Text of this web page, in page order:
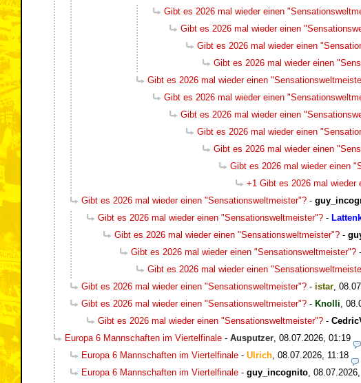
Gibt es 2026 mal wieder einen
Gibt es 2026 mal wieder einen
Gibt es 2026 mal wieder einen
Gibt es 2026 mal wieder einen
Gibt es 2026 mal wieder einen
Gibt es 2026 mal wieder einen
Gibt es 2026 mal wieder einen
Gibt es 2026 mal wieder einen
Gibt es 2026 mal wieder einen
Gibt es 2026 mal wieder einen
+1 Gibt es 2026 mal wieder
Gibt es 2026 mal wieder einen "Sensationsweltmeister"? -
Gibt es 2026 mal wieder einen "Sensationsweltmeister"? -
Gibt es 2026 mal wieder einen "Sensationsweltmeister"? -
Gibt es 2026 mal wieder einen "Sensationsweltmeister"? -
Gibt es 2026 mal wieder einen
Gibt es 2026 mal wieder einen "Sensationsweltmeister"? - istar
Gibt es 2026 mal wieder einen "Sensationsweltmeister"? - Knolli
Gibt es 2026 mal wieder einen "Sensationsweltmeister"? -
Europa 6 Mannschaften im Viertelfinale - Ausputzer 08.07.2026, 01:19
Europa 6 Mannschaften im Viertelfinale - Ulrich 08.07.2026, 11:18
Europa 6 Mannschaften im Viertelfinale - guy_incognito